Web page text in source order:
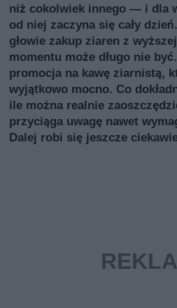
niż cokolwiek innego — i dla
od niej zaczyna się cały
głowie zakup ziaren z
momentu może długo nie
promocja na kawę ziarnistą,
wyjątkowo mocno. Co
ile można realnie
przyciąga uwagę nawet
Dalej robi się jeszcze